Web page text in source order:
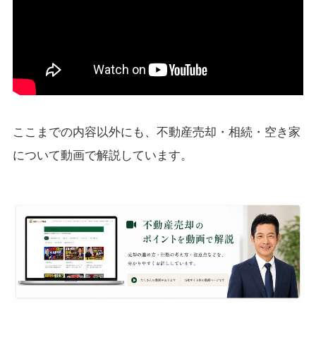
ここまでの内容以外にも、不動産売却・相続・空き家
について動画で解説しています。